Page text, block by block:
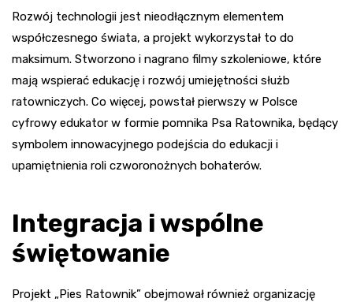
Rozwój technologii jest nieodłącznym elementem
współczesnego świata, a projekt wykorzystał to do
maksimum. Stworzono i nagrano filmy szkoleniowe, które
mają wspierać edukację i rozwój umiejętności służb
ratowniczych. Co więcej, powstał pierwszy w Polsce
cyfrowy edukator w formie pomnika Psa Ratownika, będący
symbolem innowacyjnego podejścia do edukacji i
upamiętnienia roli czworonożnych bohaterów.
Integracja i wspólne
świętowanie
Projekt „Pies Ratownik” obejmował również organizację